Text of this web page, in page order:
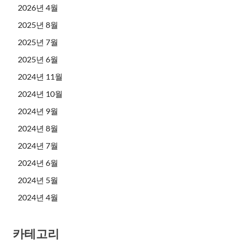
2026년 4월
2025년 8월
2025년 7월
2025년 6월
2024년 11월
2024년 10월
2024년 9월
2024년 8월
2024년 7월
2024년 6월
2024년 5월
2024년 4월
카테고리